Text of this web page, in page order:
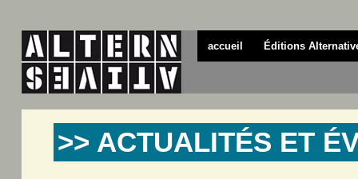
accueil Éditions
>> ACTUALITÉS ET